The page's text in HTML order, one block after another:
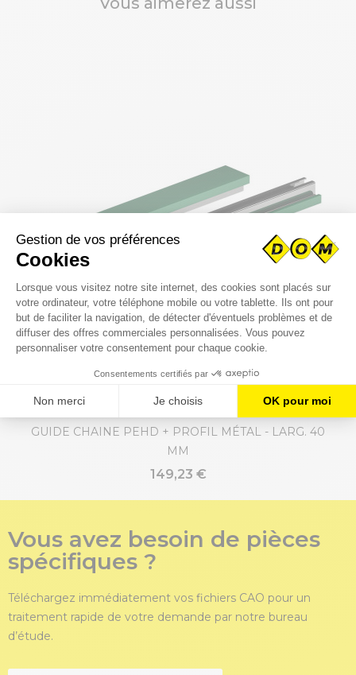
GUIDE CHAINE PEHD + PROFIL MÉTAL - LARG. 40
MM
149,23 €
Vous avez besoin de pièces
spécifiques ?
Téléchargez immédiatement vos fichiers CAO pour un
traitement rapide de votre demande par notre bureau
d’étude.